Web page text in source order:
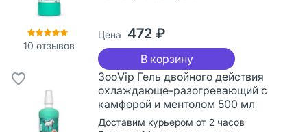
10 отзывов
Цена 472 ₽
В корзину
ЗооVip Гель двойного действия
охлаждающе-разогревающий с
камфорой и ментолом 500 мл
Доставим курьером от 2 часов